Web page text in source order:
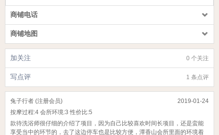
商铺电话
商铺地图
0 个关注
加关注
1 条点评
写点评
2019-01-24
兔子行者 (注册会员)
按摩过程:4 会所环境:3 性价比:5
款待洗浴师很仔细的介绍了项目，因为自己比较喜欢时间长项目，还是蛮能
享受当中的环节的，去了这边停车也是比较方便，潭香山会所里面的环境着